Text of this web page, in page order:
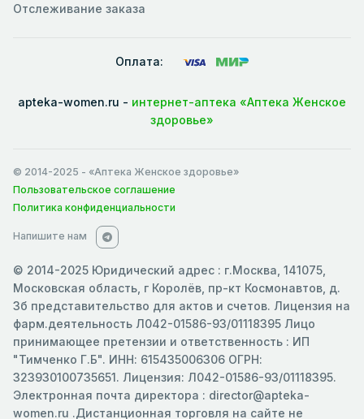
Отслеживание заказа
Оплата:
apteka-women.ru - интернет-аптека «Аптека Женское
здоровье»
© 2014-2025 - «Аптека Женское здоровье»
Пользовательское соглашение
Политика конфиденциальности
Напишите нам
© 2014-2025 Юридический адрес : г.Москва, 141075,
Московская область, г Королёв, пр-кт Космонавтов, д.
3б представительство для актов и счетов. Лицензия на
фарм.деятельность Л042-01586-93/01118395 Лицо
принимающее претензии и ответственность : ИП
"Тимченко Г.Б". ИНН: 615435006306 ОГРН:
323930100735651. Лицензия: Л042-01586-93/01118395.
Электронная почта директора : director@apteka-
women.ru .Дистанционная торговля на сайте не